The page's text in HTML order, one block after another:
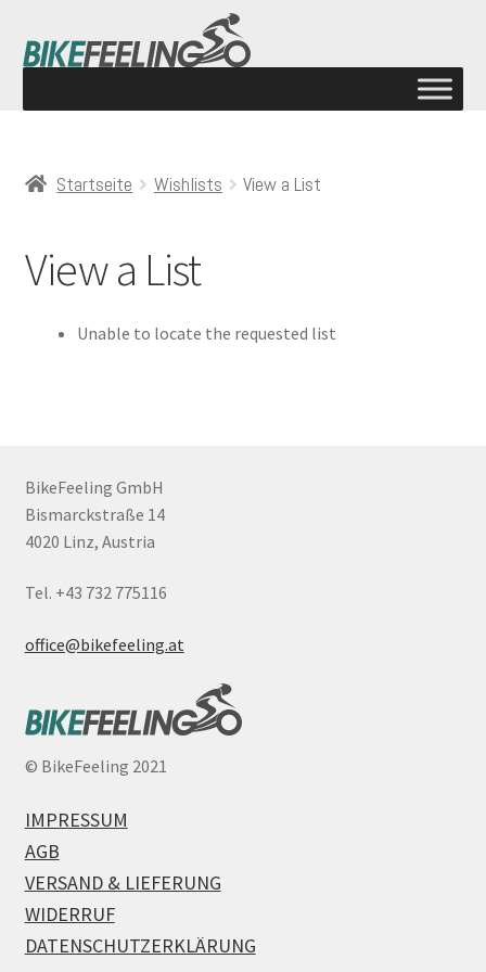
Startseite Wishlists View a List
View a List
Unable to locate the requested list
BikeFeeling GmbH
Bismarckstraße 14
4020 Linz, Austria
Tel. +43 732 775116
office@bikefeeling.at
© BikeFeeling 2021
IMPRESSUM
AGB
VERSAND & LIEFERUNG
WIDERRUF
DATENSCHUTZERKLÄRUNG